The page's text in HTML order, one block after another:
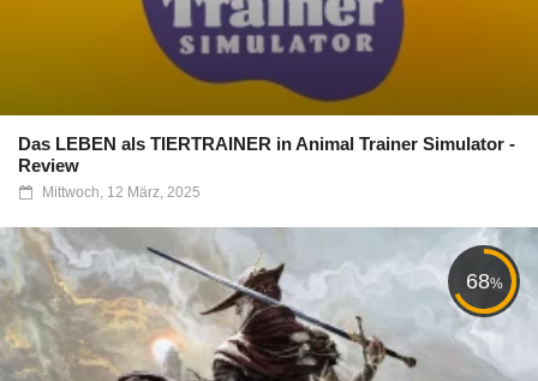
Das LEBEN als TIERTRAINER in Animal Trainer Simulator -
Review
Mittwoch, 12 März, 2025
68%